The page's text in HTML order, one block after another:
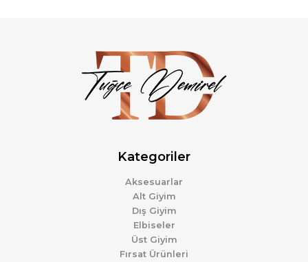
Kategoriler
Aksesuarlar
Alt Giyim
Dış Giyim
Elbiseler
Üst Giyim
Fırsat Ürünleri